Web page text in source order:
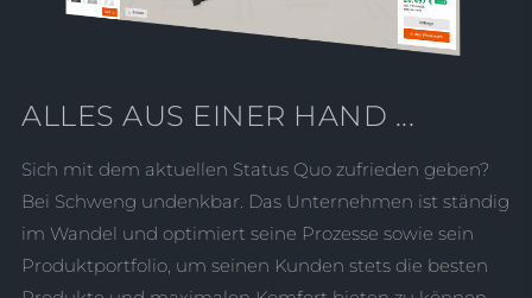
ALLES AUS EINER HAND ...
Sich mit dem aktuellen Status Quo zufrieden geben?
Bei Schweng undenkbar. Das Unternehmen ist ständig
im Wandel und optimiert seine Prozesse sowie sein
Produktportfolio, um seinen Kunden stets die besten